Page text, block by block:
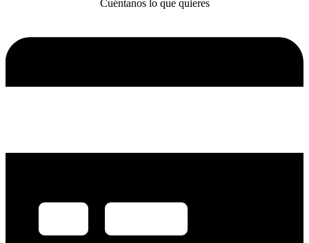
Cuéntanos lo que quieres